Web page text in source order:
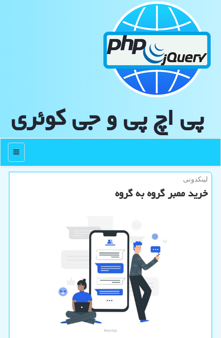
پی اچ پی و جی كوئری
منو
لینکدونی
خرید ممبر گروه به گروه